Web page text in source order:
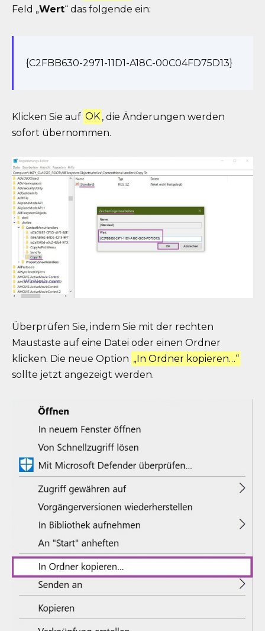
Feld „Wert“ das folgende ein:
{C2FBB630-2971-11D1-A18C-00C04FD75D13}
Klicken Sie auf OK , die Änderungen werden
sofort übernommen.
Überprüfen Sie, indem Sie mit der rechten
Maustaste auf eine Datei oder einen Ordner
klicken. Die neue Option „In Ordner kopieren…“
sollte jetzt angezeigt werden.